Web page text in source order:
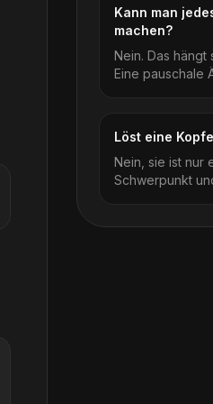
Kann man
machen?
Nein. Das
Eine pauschale
Löst eine
Nein, sie ist nur
Schwerpunkt